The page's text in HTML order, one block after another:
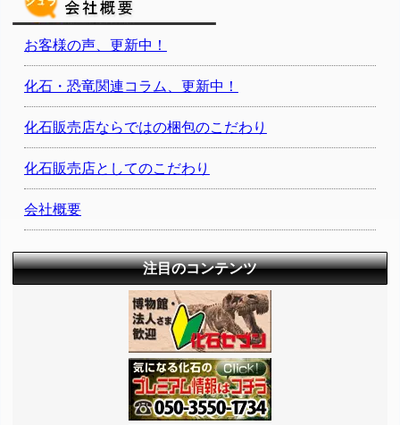
お客様の声、更新中！
化石・恐竜関連コラム、更新中！
化石販売店ならではの梱包のこだわり
化石販売店としてのこだわり
会社概要
注目のコンテンツ